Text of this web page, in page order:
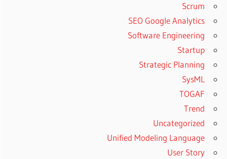
Scrum
SEO Google Analytics
Software Engineering
Startup
Strategic Planning
SysML
TOGAF
Trend
Uncategorized
Unified Modeling Language
User Story